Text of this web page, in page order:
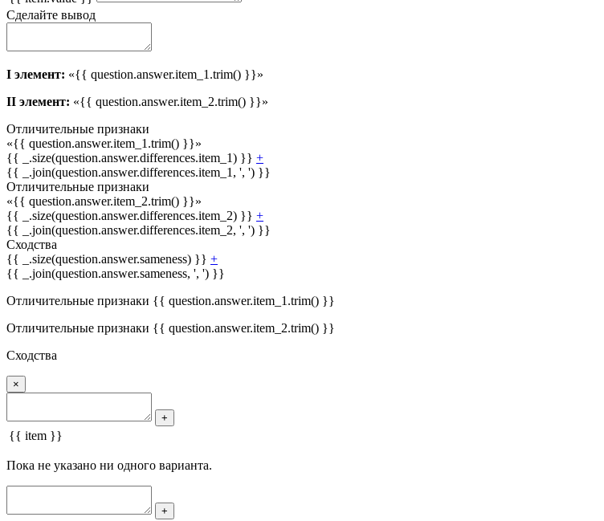
Сделайте вывод
I элемент: «{{ question.answer.item_1.trim() }}»
II элемент: «{{ question.answer.item_2.trim() }}»
Отличительные признаки
«{{ question.answer.item_1.trim() }}»
{{ _.size(question.answer.differences.item_1) }} +
{{ _.join(question.answer.differences.item_1, ', ') }}
Отличительные признаки
«{{ question.answer.item_2.trim() }}»
{{ _.size(question.answer.differences.item_2) }} +
{{ _.join(question.answer.differences.item_2, ', ') }}
Сходства
{{ _.size(question.answer.sameness) }} +
{{ _.join(question.answer.sameness, ', ') }}
Отличительные признаки {{ question.answer.item_1.trim() }}
Отличительные признаки {{ question.answer.item_2.trim() }}
Сходства
×
+
{{ item }}
Пока не указано ни одного варианта.
+